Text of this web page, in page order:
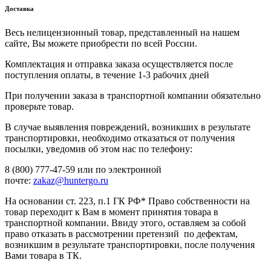
Доставка
Весь нелицензионный товар, представленный на нашем
сайте, Вы можете приобрести по всей России.
Комплектация и отправка заказа осуществляется после
поступления оплаты, в течение 1-3 рабочих дней
При получении заказа в транспортной компании обязательно
проверьте товар.
В случае выявления повреждений, возникших в результате
транспортировки, необходимо отказаться от получения
посылки, уведомив об этом нас по телефону:
8 (800) 777-47-59 или по электронной
почте: zakaz@huntergo.ru
На основании ст. 223, п.1 ГК РФ* Право собственности на
товар переходит к Вам в момент принятия товара в
транспортной компании. Ввиду этого, оставляем за собой
право отказать в рассмотрении претензий по дефектам,
возникшим в результате транспортировки, после получения
Вами товара в ТК.